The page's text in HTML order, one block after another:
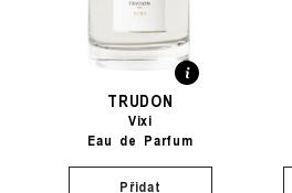
TRUDON
Vixi
Eau de Parfum
Přidat